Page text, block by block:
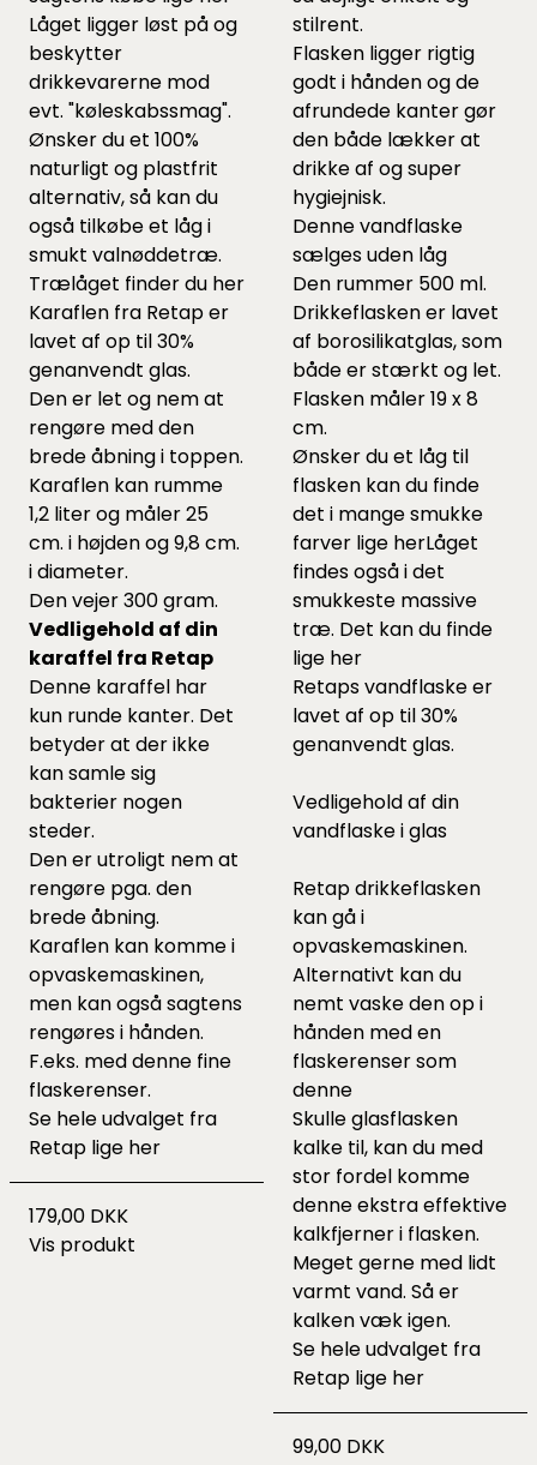
Låget ligger løst på og
beskytter
drikkevarerne mod
evt. "køleskabssmag".
Ønsker du et 100%
naturligt og plastfrit
alternativ, så kan du
også tilkøbe et låg i
smukt valnøddetræ.
Trælåget finder du her
Karaflen fra Retap er
lavet af op til 30%
genanvendt glas.
Den er let og nem at
rengøre med den
brede åbning i toppen.
Karaflen kan rumme
1,2 liter og måler 25
cm. i højden og 9,8 cm.
i diameter.
Den vejer 300 gram.
Vedligehold af din
karaffel fra Retap
Denne karaffel har
kun runde kanter. Det
betyder at der ikke
kan samle sig
bakterier nogen
steder.
Den er utroligt nem at
rengøre pga. den
brede åbning.
Karaflen kan komme i
opvaskemaskinen,
men kan også sagtens
rengøres i hånden.
F.eks. meddenne fine
flaskerenser.
Se hele udvalget fra
Retap lige her
179,00 DKK
Vis produkt
stilrent.
Flasken ligger rigtig
godt i hånden og de
afrundede kanter gør
den både lækker at
drikke af og super
hygiejnisk.
Denne vandflaske
sælges uden låg
Den rummer 500 ml.
Drikkeflasken er lavet
af borosilikatglas, som
både er stærkt og let.
Flasken måler 19 x 8
cm.
Ønsker du et låg til
flasken kan du finde
det i mange smukke
farver lige herLåget
findes også i det
smukkeste massive
træ. Det kan du finde
lige her
Retaps vandflaske er
lavet af op til 30%
genanvendt glas.
Vedligehold af din
vandflaske i glas
Retap drikkeflasken
kan gå i
opvaskemaskinen.
Alternativt kan du
nemt vaske den op i
hånden med en
flaskerenser som
denne
Skulle glasflasken
kalke til, kan du med
stor fordel komme
denneekstra effektive
kalkfjerner i flasken.
Meget gerne med lidt
varmt vand. Så er
kalken væk igen.
Se hele udvalget fra
Retap lige her
99,00 DKK